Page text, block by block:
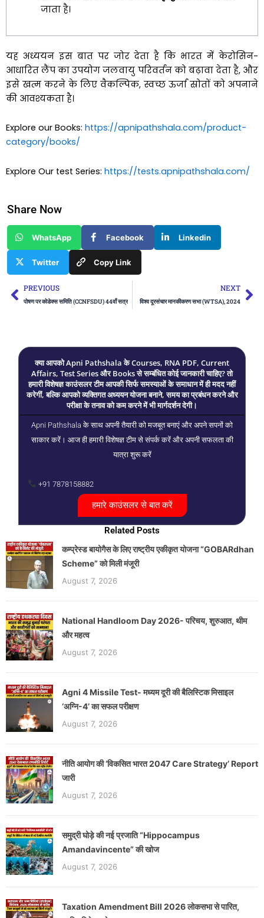
जाता है।
यह अध्ययन इस बात पर जोर देता है कि भारत में केरोसिन-
आधारित लैंप का उपयोग जलवायु परिवर्तन को बढ़ावा देता है, और
इसे खत्म करने के लिए वैकल्पिक, स्वच्छ ऊर्जा स्रोतों को अपनाने
की आवश्यकता है।
Explore our Books: https://apnipathshala.com/product-
category/books/
Explore Our test Series: https://tests.apnipathshala.com/
Share Now
WhatsApp Facebook Linkedin
Twitter Copy Link
Prev
PREVIOUS
पोषण पर कोडेक्स समिति (CCNFSDU) 44वाँ सत्र
NEXT
विश्व दूरसंचार मानकीकरण सभा (WTSA), 2024
क्या आपको Apni Pathshala के Courses, RNA PDF, Current
Affairs, Test Series और Books से सम्बंधित कोई जानकारी चाहिए? तो
हमारी विशेषज्ञ काउंसलर टीम आपकी सिर्फ समस्याओं के समाधान में ही मदद नहीं
करेगीं, बल्कि आपको व्यक्तिगत अध्ययन योजना बनाने, समय का प्रबंधन करने और
परीक्षा के तनाव को कम करने में भी मार्गदर्शन देगी।
Apni Pathshala के साथ अपनी तैयारी को मजबूत बनाएं और अपने सपनों को
साकार करें। आज ही हमारी विशेषज्ञ टीम से संपर्क करें और अपनी सफलता की
यात्रा शुरू करें
+91 7878158882
हमारे काउंसलर से बात करें
Related Posts
कम्प्रेस्ड बायोगैस के लिए राष्ट्रीय एकीकृत योजना “GOBARdhan
Scheme” को मिली मंजूरी
August 7, 2026
National Handloom Day 2026- परिचय, शुरुआत, थीम
और महत्व
August 7, 2026
Agni 4 Missile Test- मध्यम दूरी की बैलिस्टिक मिसाइल
‘अग्नि-4’ का सफल परीक्षण
August 7, 2026
नीति आयोग की ‘विकसित भारत 2047 Care Strategy’ Report
जारी
August 7, 2026
समुद्री घोड़े की नई प्रजाति “Hippocampus
Amandavincente” की खोज
August 7, 2026
Taxation Amendment Bill 2026 लोकसभा से पारित,